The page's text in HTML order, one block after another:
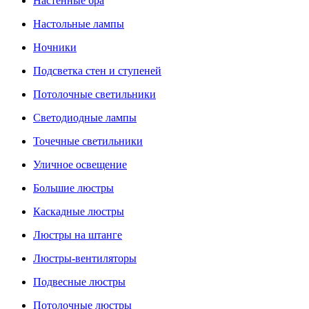
Настольные лампы
Ночники
Подсветка стен и ступеней
Потолочные светильники
Светодиодные лампы
Точечные светильники
Уличное освещение
Большие люстры
Каскадные люстры
Люстры на штанге
Люстры-вентиляторы
Подвесные люстры
Потолочные люстры